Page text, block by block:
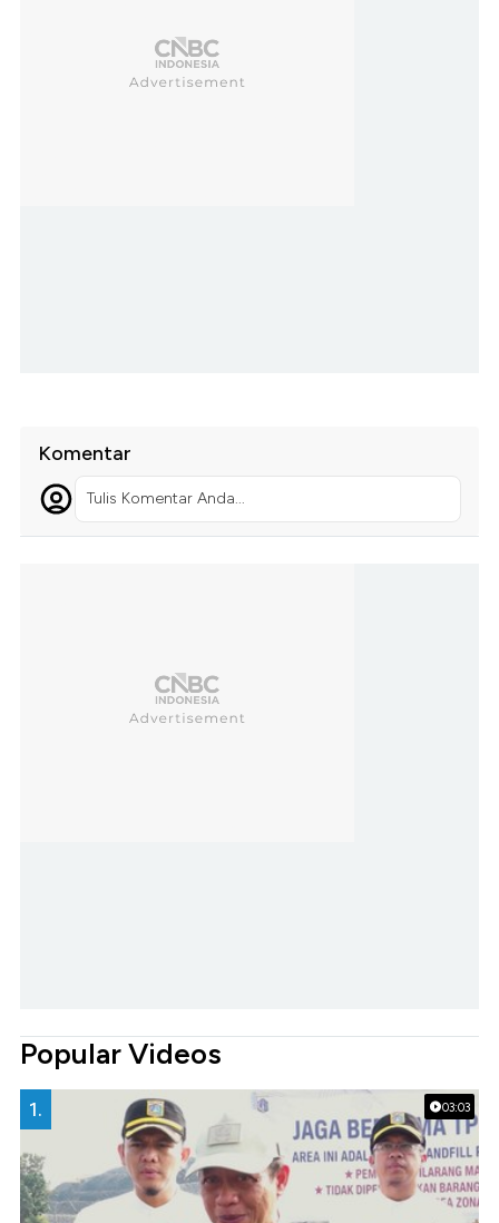
Komentar
Tulis Komentar Anda...
Popular Videos
03:03
1.